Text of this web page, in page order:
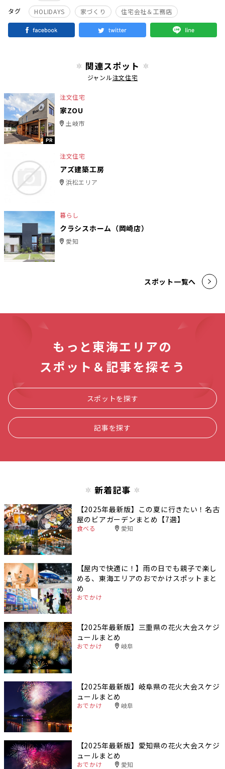
タグ HOLIDAYS 家づくり 住宅会社＆工務店
関連スポット
ジャンル注文住宅
PR
注文住宅
家ZOU
土岐市
注文住宅
アズ建築工房
浜松エリア
暮らし
クラシスホーム（岡崎店）
愛知
スポット一覧へ
もっと東海エリアの
スポット＆記事を探そう
スポットを探す
記事を探す
新着記事
【2025年最新版】この夏に行きたい！名古
屋のビアガーデンまとめ【7選】
食べる 愛知
【屋内で快適に！】雨の日でも親子で楽し
める、東海エリアのおでかけスポットまと
め
おでかけ
【2025年最新版】三重県の花火大会スケジ
ュールまとめ
おでかけ 岐阜
【2025年最新版】岐阜県の花火大会スケジ
ュールまとめ
おでかけ 岐阜
【2025年最新版】愛知県の花火大会スケジ
ュールまとめ
おでかけ 愛知